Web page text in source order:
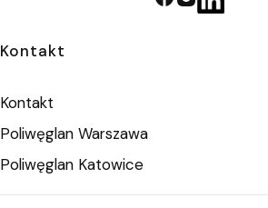
Linki w stopce
Kontakt
Kontakt
Poliwęglan Warszawa
Poliwęglan Katowice